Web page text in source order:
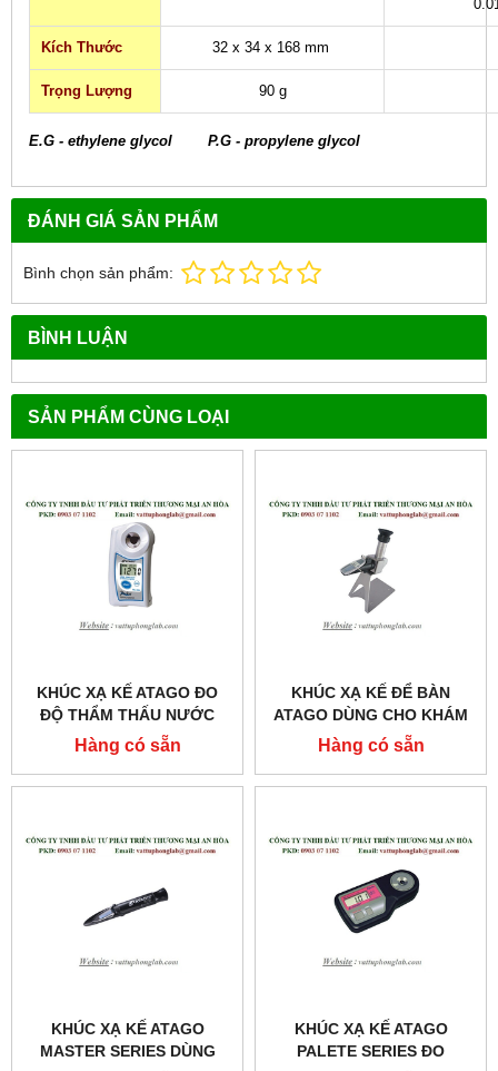
Kích Thước 32 x 34 x 168 mm
Trọng Lượng 90 g
E.G - ethylene glycol P.G - propylene glycol
ĐÁNH GIÁ SẢN PHẨM
Bình chọn sản phẩm:
BÌNH LUẬN
SẢN PHẨM CÙNG LOẠI
KHÚC XẠ KẾ ATAGO ĐO
ĐỘ THẨM THẤU NƯỚC
TIỂU MODEL:PAL-MOSM
Hàng có sẵn
KHÚC XẠ KẾ ĐỂ BÀN
ATAGO DÙNG CHO KHÁM
VÀ CHỮA BỆNH
MODEL:T3-NE
Hàng có sẵn
KHÚC XẠ KẾ ATAGO
MASTER SERIES DÙNG
KHÚC XẠ KẾ ATAGO
PALETE SERIES ĐO